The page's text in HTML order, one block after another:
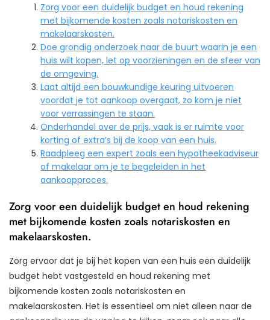
Zorg voor een duidelijk budget en houd rekening
met bijkomende kosten zoals notariskosten en
makelaarskosten.
Doe grondig onderzoek naar de buurt waarin je een
huis wilt kopen, let op voorzieningen en de sfeer van
de omgeving.
Laat altijd een bouwkundige keuring uitvoeren
voordat je tot aankoop overgaat, zo kom je niet
voor verrassingen te staan.
Onderhandel over de prijs, vaak is er ruimte voor
korting of extra’s bij de koop van een huis.
Raadpleeg een expert zoals een hypotheekadviseur
of makelaar om je te begeleiden in het
aankoopproces.
Zorg voor een duidelijk budget en houd rekening
met bijkomende kosten zoals notariskosten en
makelaarskosten.
Zorg ervoor dat je bij het kopen van een huis een duidelijk
budget hebt vastgesteld en houd rekening met
bijkomende kosten zoals notariskosten en
makelaarskosten. Het is essentieel om niet alleen naar de